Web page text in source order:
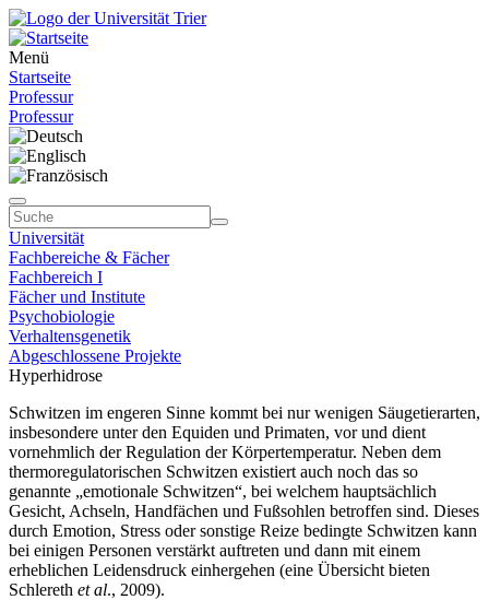
Menü
Startseite
Professur
Professur
Universität
Fachbereiche & Fächer
Fachbereich I
Fächer und Institute
Psychobiologie
Verhaltensgenetik
Abgeschlossene Projekte
Hyperhidrose
Schwitzen im engeren Sinne kommt bei nur wenigen Säugetierarten,
insbesondere unter den Equiden und Primaten, vor und dient
vornehmlich der Regulation der Körpertemperatur. Neben dem
thermoregulatorischen Schwitzen existiert auch noch das so
genannte „emotionale Schwitzen“, bei welchem hauptsächlich
Gesicht, Achseln, Handfächen und Fußsohlen betroffen sind. Dieses
durch Emotion, Stress oder sonstige Reize bedingte Schwitzen kann
bei einigen Personen verstärkt auftreten und dann mit einem
erheblichen Leidensdruck einhergehen (eine Übersicht bieten
Schlereth et al., 2009).